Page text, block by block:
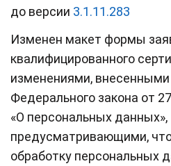
до версии 3.1.11.283
Изменен макет формы
квалифицированного
изменениями, внесенными
Федерального закона от
«О персональных данных»,
предусматривающими, что
обработку персональных